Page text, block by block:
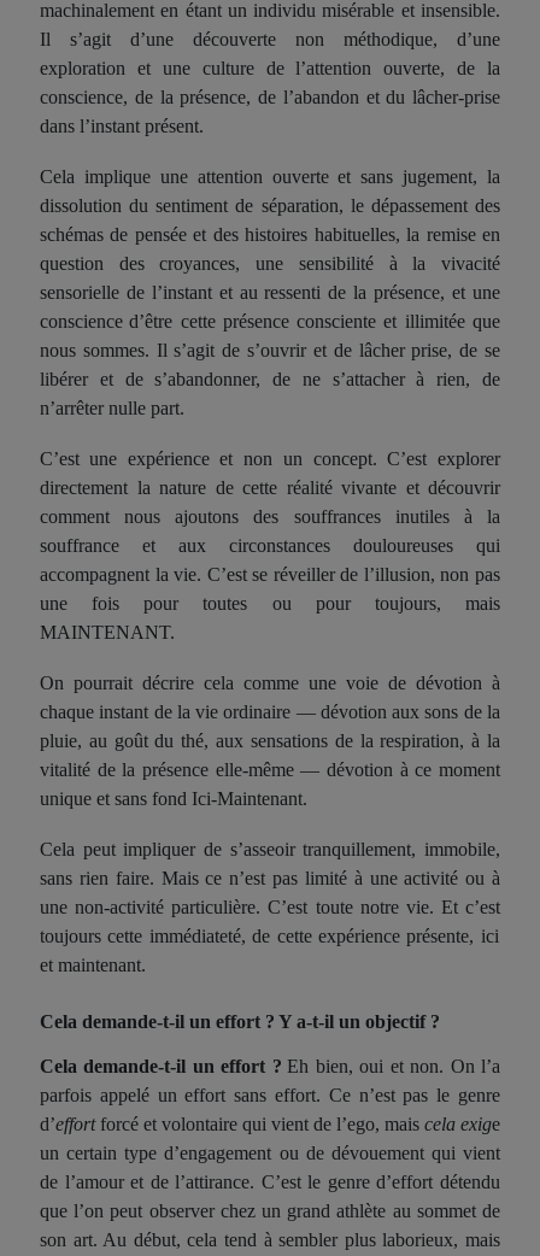
machinalement en étant un individu misérable et insensible.
Il s’agit d’une découverte non méthodique, d’une
exploration et une culture de l’attention ouverte, de la
conscience, de la présence, de l’abandon et du lâcher-prise
dans l’instant présent.
Cela implique une attention ouverte et sans jugement, la
dissolution du sentiment de séparation, le dépassement des
schémas de pensée et des histoires habituelles, la remise en
question des croyances,une sensibilité à la vivacité
sensorielle de l’instant et au ressenti delaprésence, etune
conscience d’être cette présenceconsciente et illimitée que
nous sommes. Il s’agit de s’ouvrir et de lâcher prise, de se
libérer et de s’abandonner, de ne s’attacher à rien, de
n’arrêter nulle part.
C’est une expérience et non un concept.C’est explorer
directement la nature de cette réalité vivante et découvrir
comment nous ajoutons des souffrances inutiles à la
souffrance et aux circonstances douloureuses qui
accompagnent la vie. C’estse réveiller de l’illusion, non pas
une fois pour toutes ou pour toujours, mais
MAINTENANT.
On pourrait décrire cela comme une voie de dévotion à
chaque instant de la vie ordinaire — dévotion auxsons de la
pluie, au goût du thé, aux sensations de la respiration, à la
vitalité de la présence elle-même — dévotion à ce moment
unique et sans fond Ici-Maintenant.
Cela peut impliquer de s’asseoir tranquillement, immobile,
sans rien faire. Maisce n’est pas limitéà une activité ou à
une non-activité particulière. C’est toute notre vie. Et c’est
toujours cette immédiateté, de cette expérience présente, ici
et maintenant.
Cela demande-t-il un effort ? Y a-t-il un objectif?
Cela demande-t-il un effort ? Eh bien, oui et non. Onl’a
parfois appelé uneffort sans effort. Ce n’est pas le genre
d’effortforcé et volontaire qui vient de l’ego, mais cela exige
un certain type d’engagement ou de dévouement qui vient
de l’amour et de l’attirance. C’est le genre d’effort détendu
que l’on peut observer chez un grand athlète au sommet de
son art. Au début, cela tend à sembler plus laborieux, mais